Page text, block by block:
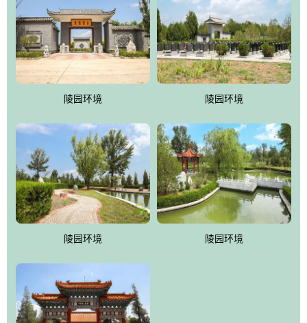
符合山环水抱，藏风纳气的要求。中华永久陵园风景庄重典雅、气
势如宏，是华北地区最大的平川式墓园，陵园以皇家建筑风格为载
体吸取现代园林艺术之精华
陵园环境 陵园环境
陵园环境 陵园环境